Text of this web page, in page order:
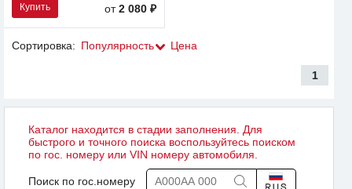
Купить от2 080 ₽
Сортировка: Популярность Цена
1
Каталог находится в стадии заполнения. Для
быстрого и точного поиска воспользуйтесь поиском
по гос. номеру или VIN номеру автомобиля.
Поиск по гос.номеру